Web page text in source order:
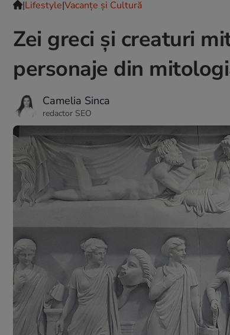
|Lifestyle|Vacanțe și Cultură
Zei greci și creaturi
personaje din
Camelia Sinca
redactor SEO